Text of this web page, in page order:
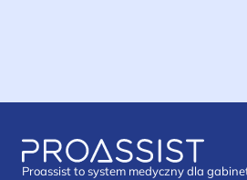
Proassist to system medyczny dla